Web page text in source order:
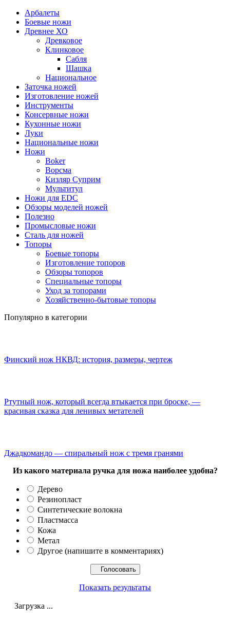
Арбалеты
Боевые ножи
Древнее ХО
Древковое
Клинковое
Сабля
Шашка
Национальное
Заточка ножей
Изготовление ножей
Инструменты
Консервные ножи
Кухонные ножи
Луки
Национальные ножи
Ножи
Boker
Ворсма
Кизляр Суприм
Мультитул
Ножи для EDC
Обзоры моделей ножей
Полезно
Промысловые ножи
Сталь для ножей
Топоры
Боевые топоры
Изготовление топоров
Обзоры топоров
Специальные топоры
Уход за топорами
Хозяйственно-бытовые топоры
Популярно в категории
Финский нож НКВД: история, размеры, чертеж
Ртутный нож, который всегда втыкается при броске, —
красивая сказка для ленивых метателей
Джадкомандо — спиральный нож с тремя гранями
Из какого материала ручка для ножа наиболее удобна?
Дерево
Резинопласт
Синтетические волокна
Пластмасса
Кожа
Метал
Другое (напишите в комментариях)
Показать результаты
Загрузка ...